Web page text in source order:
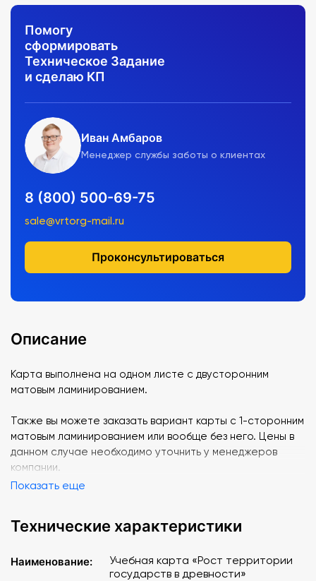
Помогу
сформировать
Техническое Задание
и сделаю КП
Иван Амбаров
Менеджер службы заботы о клиентах
8 (800) 500-69-75
sale@vrtorg-mail.ru
Проконсультироваться
Описание
Карта выполнена на одном листе с двусторонним
матовым ламинированием.
Также вы можете заказать вариант карты с 1-сторонним
матовым ламинированием или вообще без него. Цены в
данном случае необходимо уточнить у менеджеров
компании.
Показать еще
Технические характеристики
Наименование:
Учебная карта «Рост территории
государств в древности»